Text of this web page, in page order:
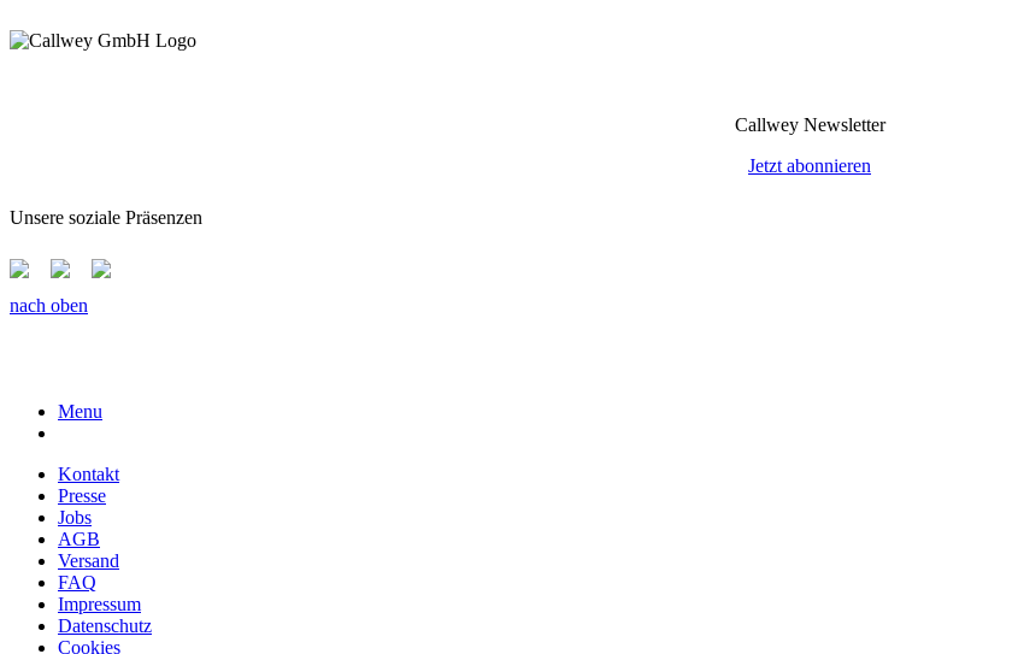
Callwey Newsletter
Jetzt abonnieren
Unsere soziale Präsenzen
nach oben
Menu
Kontakt
Presse
Jobs
AGB
Versand
FAQ
Impressum
Datenschutz
Cookies